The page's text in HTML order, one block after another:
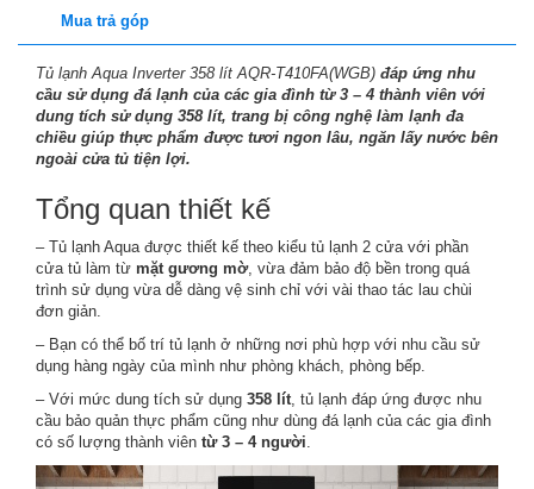
Mua trả góp
Tủ lạnh Aqua Inverter 358 lít AQR-T410FA(WGB) đáp ứng nhu
cầu sử dụng đá lạnh của các gia đình từ 3 – 4 thành viên với
dung tích sử dụng 358 lít, trang bị công nghệ làm lạnh đa
chiều giúp thực phẩm được tươi ngon lâu, ngăn lấy nước bên
ngoài cửa tủ tiện lợi.
Tổng quan thiết kế
– Tủ lạnh Aqua được thiết kế theo kiểu tủ lạnh 2 cửa với phần
cửa tủ làm từ mặt gương mờ, vừa đảm bảo độ bền trong quá
trình sử dụng vừa dễ dàng vệ sinh chỉ với vài thao tác lau chùi
đơn giản.
– Bạn có thể bố trí tủ lạnh ở những nơi phù hợp với nhu cầu sử
dụng hàng ngày của mình như phòng khách, phòng bếp.
– Với mức dung tích sử dụng 358 lít, tủ lạnh đáp ứng được nhu
cầu bảo quản thực phẩm cũng như dùng đá lạnh của các gia đình
có số lượng thành viên từ 3 – 4 người.